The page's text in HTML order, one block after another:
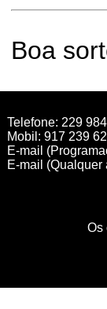
Boa
Telefone: 229
Mobil: 917 239
E-mail
E-mail
Os